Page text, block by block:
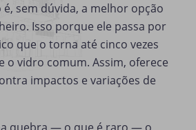
sem dúvida, a melhor opção
Isso porque ele passa por
que o torna até cinco vezes
o vidro comum. Assim, oferece
impactos e variações de